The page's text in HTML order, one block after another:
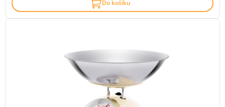
Do košíku